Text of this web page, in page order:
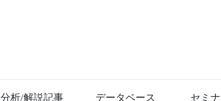
分析/解説記事
データベース
セミ